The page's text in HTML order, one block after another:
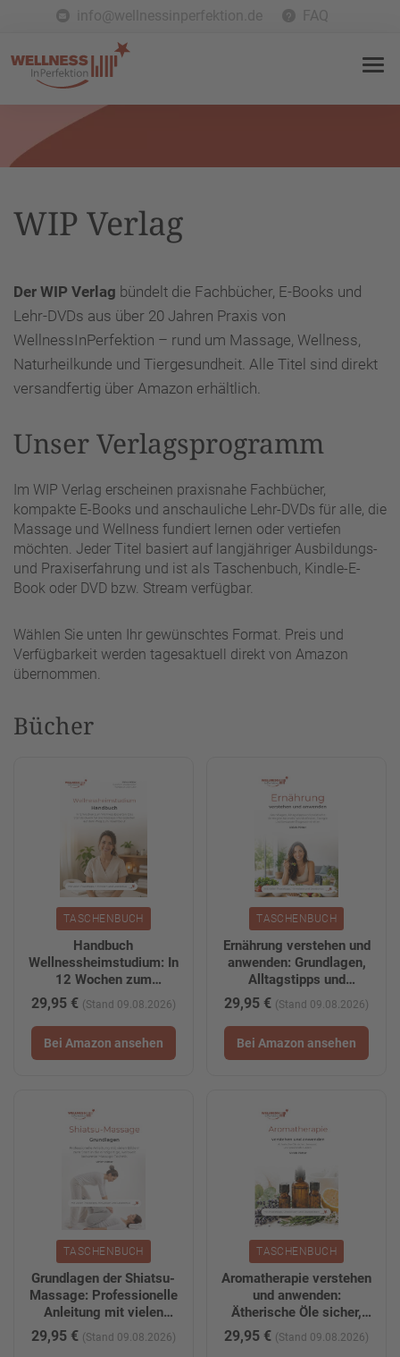
info@wellnessinperfektion.de FAQ
WIP Verlag
Der WIP Verlag bündelt die Fachbücher, E-Books und
Lehr-DVDs aus über 20 Jahren Praxis von
WellnessInPerfektion – rund um Massage, Wellness,
Naturheilkunde und Tiergesundheit. Alle Titel sind direkt
versandfertig über Amazon erhältlich.
Unser Verlagsprogramm
Im WIP Verlag erscheinen praxisnahe Fachbücher,
kompakte E-Books und anschauliche Lehr-DVDs für alle, die
Massage und Wellness fundiert lernen oder vertiefen
möchten. Jeder Titel basiert auf langjähriger Ausbildungs-
und Praxiserfahrung und ist als Taschenbuch, Kindle-E-
Book oder DVD bzw. Stream verfügbar.
Wählen Sie unten Ihr gewünschtes Format. Preis und
Verfügbarkeit werden tagesaktuell direkt von Amazon
übernommen.
Bücher
TASCHENBUCH
Handbuch
Wellnessheimstudium: In
12 Wochen zum
Wellness-Experten: Das
Standardwerk für alle
Massage-Interessierten
auf dem Weg zum
Traumberuf
29,95 € (Stand 09.08.2026)
Bei Amazon ansehen
TASCHENBUCH
Ernährung verstehen und
anwenden: Grundlagen,
Alltagstipps und
praktische Strategien für
mehr Wohlbefinden,
Energie und bewusste
Essgewohnheiten
(WellnessInPerfektion
29,95 € (Stand 09.08.2026)
Bei Amazon ansehen
TASCHENBUCH
Grundlagen der Shiatsu-
Massage: Professionelle
Anleitung mit vielen
Bildern: inkl. kostenlosem
Shiatsu-Lehrvideo zum
29,95 € (Stand 09.08.2026)
TASCHENBUCH
Aromatherapie verstehen
und anwenden:
Ätherische Öle sicher,
bewusst und praxisnah
für Wohlbefinden,
29,95 € (Stand 09.08.2026)